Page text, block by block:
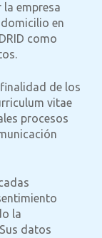
empresa
domicilio en
como
de los
vitae
procesos
la
datos